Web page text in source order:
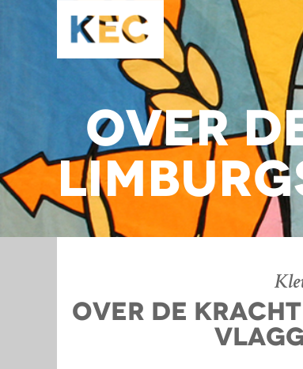
Over
Over de